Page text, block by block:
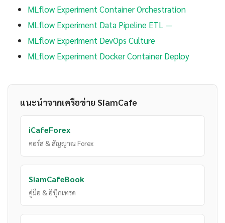
MLflow Experiment Container Orchestration
MLflow Experiment Data Pipeline ETL —
MLflow Experiment DevOps Culture
MLflow Experiment Docker Container Deploy
แนะนำจากเครือข่าย SiamCafe
iCafeForex
คอร์ส & สัญญาณ Forex
SiamCafeBook
คู่มือ & อีบุ๊กเทรด